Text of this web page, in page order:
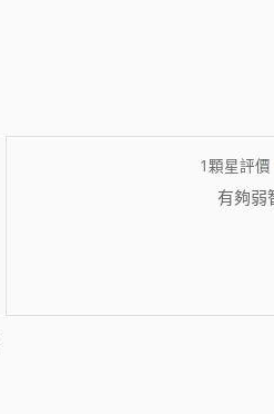
1顆星評價
有夠弱